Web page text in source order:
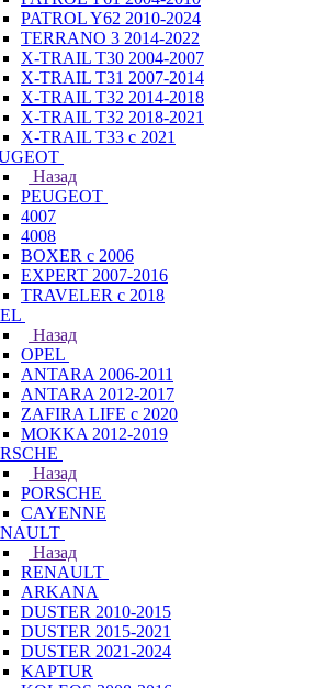
PATROL Y62 2010-2024
TERRANO 3 2014-2022
X-TRAIL T30 2004-2007
X-TRAIL T31 2007-2014
X-TRAIL T32 2014-2018
X-TRAIL T32 2018-2021
X-TRAIL T33 с 2021
Назад
PEUGEOT
4007
4008
BOXER с 2006
EXPERT 2007-2016
TRAVELER с 2018
Назад
OPEL
ANTARA 2006-2011
ANTARA 2012-2017
ZAFIRA LIFE с 2020
MOKKA 2012-2019
Назад
PORSCHE
CAYENNE
Назад
RENAULT
ARKANA
DUSTER 2010-2015
DUSTER 2015-2021
DUSTER 2021-2024
KAPTUR